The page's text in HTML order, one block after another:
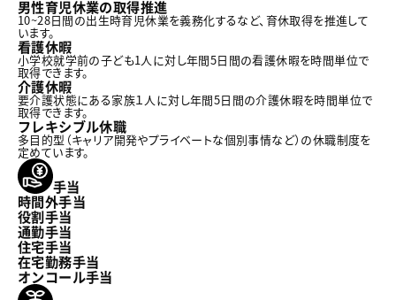
男性育児休業の取得推進
10~28日間の出生時育児休業を義務化するなど、育休取得を推進して
います。
看護休暇
小学校就学前の子ども1人に対し年間5日間の看護休暇を時間単位で
取得できます。
介護休暇
要介護状態にある家族１人に対し年間5日間の介護休暇を時間単位で
取得できます。
フレキシブル休職
多目的型（キャリア開発やプライベートな個別事情など）の休職制度を
定めています。
手当
時間外手当
役割手当
通勤手当
住宅手当
在宅勤務手当
オンコール手当